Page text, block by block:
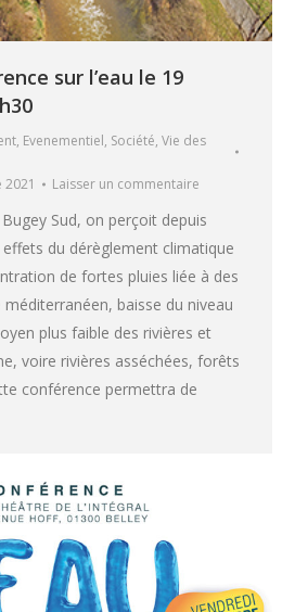
sur l’eau le 19
, Evenementiel, Société, Vie des
Laisser un commentaire
Sud, on perçoit depuis
du dérèglement climatique
de fortes pluies liée à des
baisse du niveau
plus faible des rivières et
voire rivières asséchées, forêts
conférence permettra de